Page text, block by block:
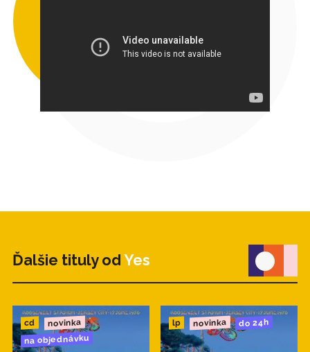
Ďalšie tituly od Yes
cd novinka
na objednávku
lp novinka do 24h